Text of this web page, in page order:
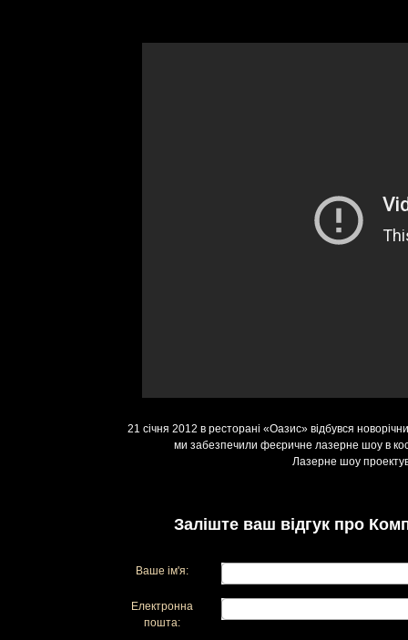
21 січня 2012 в ресторані «Оазис» відбувся
ми забезпечили феєричне лазерне шоу в
Лазерне шоу
Заліште ваш відгук про
Ваше ім'я:
Електронна
пошта: